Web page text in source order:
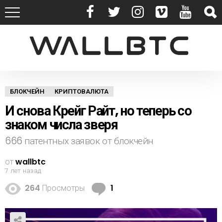
БЛОКЧЕЙН КРИПТОВАЛЮТА
И снова Крейг Райт, но теперь со
знаком числа зверя
666 патентных заявок от блокчейн
отwallbtc
7 лет назад
264 Просмотры 1
м